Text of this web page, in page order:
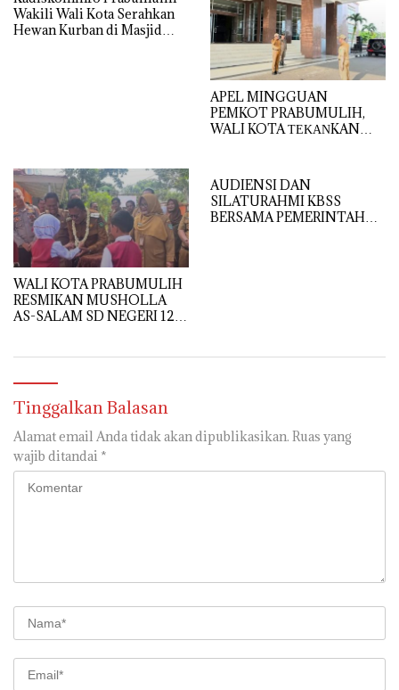
Wakili Wali Kota Serahkan
Hewan Kurban di Masjid
APEL MINGGUAN
PEMKOT PRABUMULIH,
WALI KOTA ΤΕΚΑΝKAN
WALI KOTA PRABUMULIH
RESMIKAN MUSHOLLA
AS-SALAM SD NEGERI 12,
AUDIENSI DAN
SILATURAHMI KBSS
BERSAMA PEMERINTAH
Tinggalkan Balasan
Alamat email Anda tidak akan dipublikasikan. Ruas yang
wajib ditandai *